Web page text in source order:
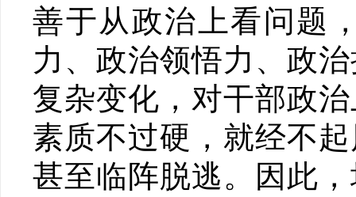
善于从政治上看问题
力、政治领悟力、政
复杂变化，对干部政
素质不过硬，就经不
甚至临阵脱逃。因此